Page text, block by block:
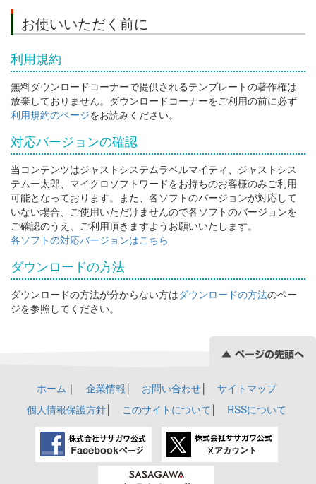
お使いいただく前に
利用規約
無料ダウンロードコーナーで提供されるテンプレートの著作権は
放棄しておりません。ダウンロードコーナーをご利用の前に必ず
利用規約のページをお読みください。
対応バージョンの確認
当コンテンツはジャストシステムラベルマイティ、ジャストシス
テム一太郎、マイクロソフトワードをお持ちのお客様のみご利用
可能となっております。また、各ソフトのバージョンが対応して
いない場合、ご使用いただけませんので各ソフトのバージョンを
ご確認のうえ、ご利用頂きますようお願いいたします。
各ソフトの対応バージョンはこちら
ダウンロードの方法
ダウンロードの方法が分からない方はダウンロードの方法のペー
ジを参照してください。
ホーム ｜ 企業情報 お問い合わせ│
サイトマップ
個人情報保護方針│ このサイトについて RSSについて